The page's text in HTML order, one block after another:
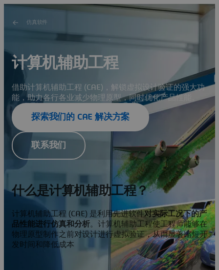
仿真软件
计算机辅助工程
借助计算机辅助工程 (CAE)，解锁虚拟设计验证的强大功
能，助力各行各业减少物理原型，同时优化产品性能。
探索我们的 CAE 解决方案
联系我们
什么是计算机辅助工程？
计算机辅助工程 (CAE) 是利用先进软件对实际工况下的产
品性能进行仿真和分析。计算机辅助工程使工程师能够在
物理原型制作之前对设计进行虚拟验证，从而显著缩短开
发时间和降低成本